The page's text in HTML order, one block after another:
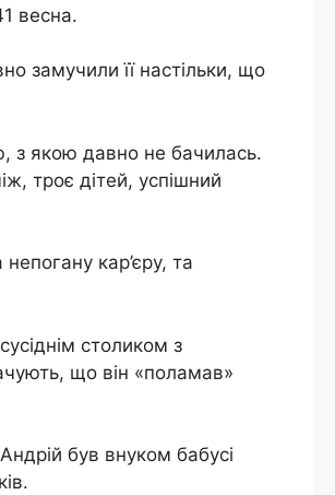
весна.
замучили її настільки, що
з якою давно не бачилась.
троє дітей, успішний
кар’єру, та
столиком з
що він «полaмав»
був внуком бабусі